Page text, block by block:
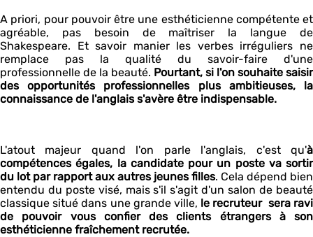
A priori, pour pouvoir être une esthéticienne compétente et
agréable, pas besoin de maîtriser la langue de
Shakespeare. Et savoir manier les verbes irréguliers ne
remplace pas la qualité du savoir-faire d'une
professionnelle de la beauté. Pourtant, si l'on souhaite saisir
des opportunités professionnelles plus ambitieuses, la
connaissance de l'anglais s'avère être indispensable.
L'atout majeur quand l'on parle l'anglais, c'est qu'à
compétences égales, la candidate pour un poste va sortir
du lot par rapport aux autres jeunes filles. Cela dépend bien
entendu du poste visé, mais s'il s'agit d'un salon de beauté
classique situé dans une grande ville, le recruteur sera ravi
de pouvoir vous confier des clients étrangers à son
esthéticienne fraîchement recrutée.